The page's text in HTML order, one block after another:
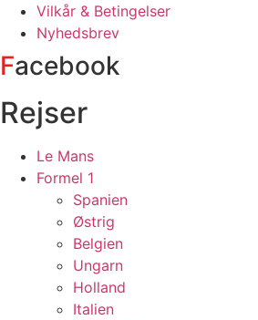
Vilkår & Betingelser
Nyhedsbrev
Facebook
Rejser
Le Mans
Formel 1
Spanien
Østrig
Belgien
Ungarn
Holland
Italien